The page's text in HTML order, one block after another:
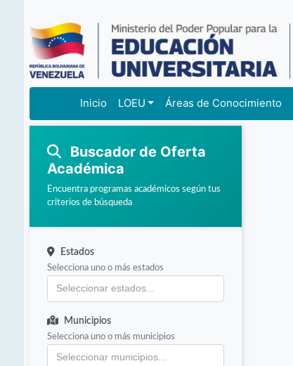
Inicio LOEU Áreas de Conocimiento
Buscador de Oferta
Académica
Encuentra programas académicos según tus
criterios de búsqueda
Estados
Selecciona uno o más estados
Municipios
Selecciona uno o más municipios